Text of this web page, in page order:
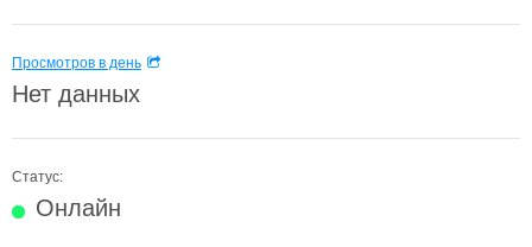
Просмотров в день
Нет данных
Статус:
Онлайн